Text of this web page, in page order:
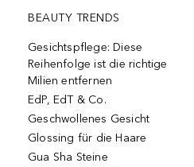
BEAUTY TRENDS
Gesichtspflege: Diese
Reihenfolge ist die richtige
Milien entfernen
EdP, EdT & Co.
Geschwollenes Gesicht
Glossing für die Haare
Gua Sha Steine